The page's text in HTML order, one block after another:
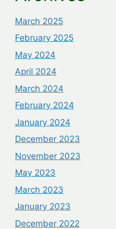
March 2025
February 2025
May 2024
April 2024
March 2024
February 2024
January 2024
December 2023
November 2023
May 2023
March 2023
January 2023
December 2022